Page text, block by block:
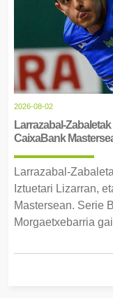
2026-08-02
Larrazabal-
CaixaBank
Larrazabal-
Iztuetari Lizarran,
Mastersean. Serie
Morgaetxebarria